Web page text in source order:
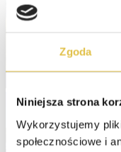
Zgoda
Niniejsza strona
Wykorzystujemy
społecznościowe i